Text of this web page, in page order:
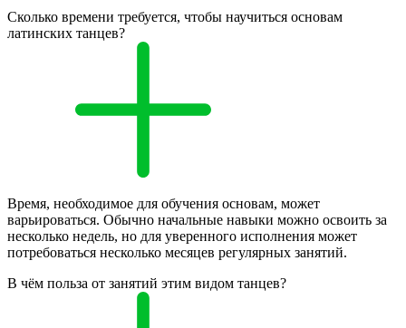
Сколько времени требуется, чтобы научиться основам
латинских танцев?
Время, необходимое для обучения основам, может
варьироваться. Обычно начальные навыки можно освоить за
несколько недель, но для уверенного исполнения может
потребоваться несколько месяцев регулярных занятий.
В чём польза от занятий этим видом танцев?